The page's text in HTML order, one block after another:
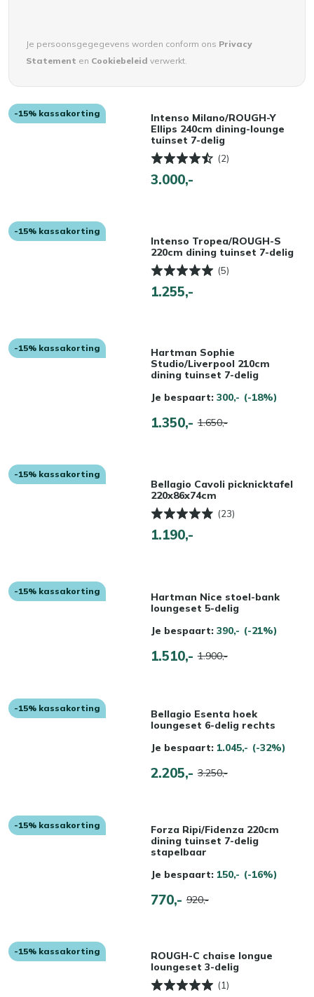
Je persoonsgegegevens worden conform ons Privacy
Statement en Cookiebeleid verwerkt.
-15% kassakorting
Intenso Milano/ROUGH-Y
Ellips 240cm dining-lounge
tuinset 7-delig
(2)
3.000,-
-15% kassakorting
Intenso Tropea/ROUGH-S
220cm dining tuinset 7-delig
(5)
1.255,-
-15% kassakorting
Hartman Sophie
Studio/Liverpool 210cm
dining tuinset 7-delig
Je bespaart: 300,- (-18%)
1.350,- 1.650,-
-15% kassakorting
Bellagio Cavoli picknicktafel
220x86x74cm
(23)
1.190,-
-15% kassakorting
Hartman Nice stoel-bank
loungeset 5-delig
Je bespaart: 390,- (-21%)
1.510,- 1.900,-
-15% kassakorting
Bellagio Esenta hoek
loungeset 6-delig rechts
Je bespaart: 1.045,- (-32%)
2.205,- 3.250,-
-15% kassakorting
Forza Ripi/Fidenza 220cm
dining tuinset 7-delig
stapelbaar
Je bespaart: 150,- (-16%)
770,- 920,-
-15% kassakorting
ROUGH-C chaise longue
loungeset 3-delig
(1)